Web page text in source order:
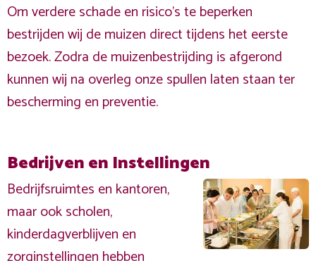
Om verdere schade en risico's te beperken
bestrijden wij de muizen direct tijdens het eerste
bezoek. Zodra de muizenbestrijding is afgerond
kunnen wij na overleg onze spullen laten staan ter
bescherming en preventie.
Bedrijven en Instellingen
Bedrijfsruimtes en kantoren,
maar ook scholen,
kinderdagverblijven en